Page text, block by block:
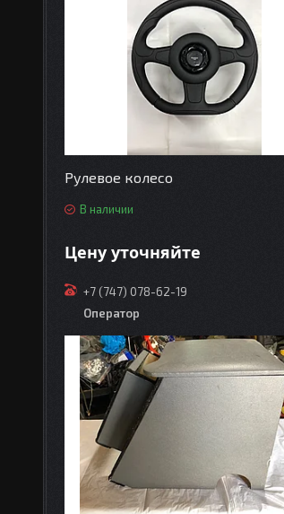
Рулевое колесо
В наличии
Цену уточняйте
+7 (747) 078-62-19
Оператор